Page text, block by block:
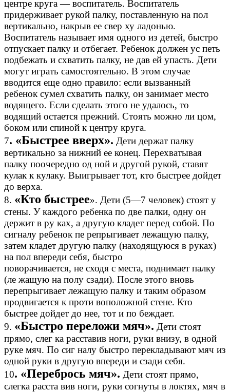
центре круга — воспитатель. Воспитатель
придерживает рукой палку, поставленную на пол
вертикально, накрыв ее свер ху ладонью.
Воспитатель называет имя одного из детей, быстро
отпускает палку и отбегает. Ребенок должен ус петь
подбежать и схватить палку, не дав ей упасть. Дети
могут играть самостоятельно. В этом случае
вводится еще одно правило: если вызванный
ребенок сумел схватить палку, он занимает место
водящего. Если сделать этого не удалось, то
водящий остается прежний. Стоять можно ли цом,
боком или спиной к центру круга.
7. «Быстрее вверх». Дети держат палку
вертикально за нижний ее конец. Перехватывая
палку поочередно од ной и другой рукой, ставят
кулак к кулаку. Выигрывает тот, кто быстрее дойдет
до верха.
8. «Кто быстрее». Дети (5—7 человек) стоят у
стены. У каждого ребенка по две палки, одну он
держит в ру ках, а другую кладет перед собой. По
сигналу ребенок пе репрыгивает лежащую палку,
затем кладет другую палку (находящуюся в руках)
на пол впереди себя, быстро
поворачивается, не сходя с места, поднимает палку
(ле жащую на полу сзади). После этого вновь
перепрыгивает лежащую палку и таким образом
продвигается к проти воположной стене. Кто
быстрее дойдет до нее, тот и по беждает.
9. «Быстро переложи мяч». Дети стоят
прямо, слег ка расставив ноги, руки внизу, в одной
руке мяч. По сиг налу быстро перекладывают мяч из
одной руки в другую впереди и сзади себя.
10. «Перебрось мяч». Дети стоят прямо,
слегка расста вив ноги, руки согнуты в локтях, мяч в